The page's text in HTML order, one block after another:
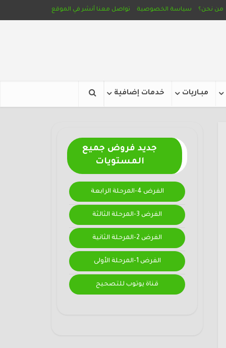
من نحن؟ سياسة الخصوصية تواصل معنا أنشر في الموقع
مبـاريات خدمات إضافية
جديد فروض جميع
المستويات
الفرض 4-المرحلة الرابعة
الفرض 3-المرحلة الثالثة
الفرض 2-المرحلة الثانية
الفرض 1-المرحلة الأولى
قناة يوتوب للتصحيح